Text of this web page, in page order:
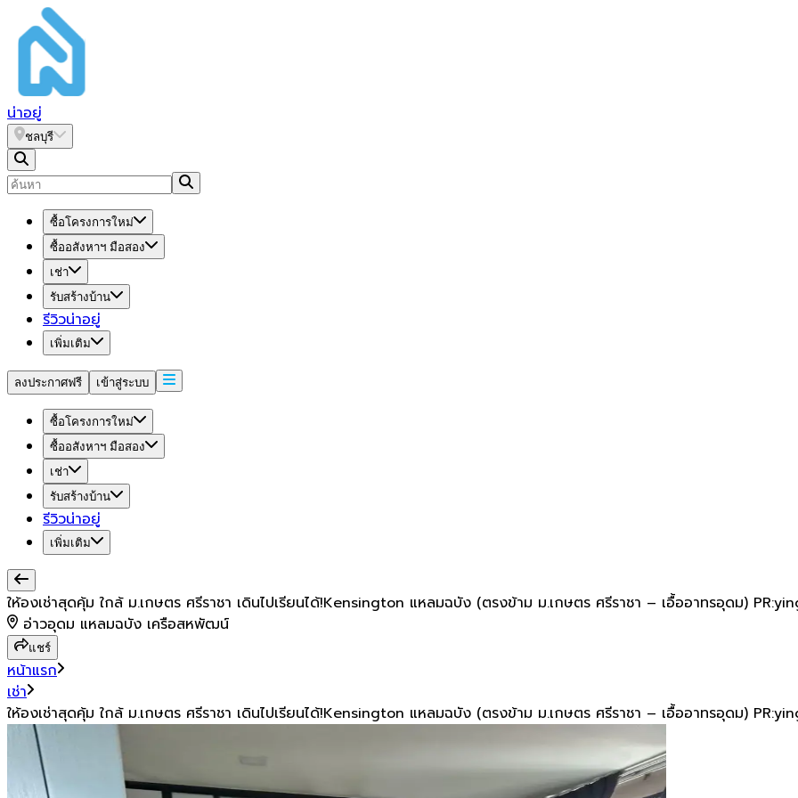
น่าอยู่
ชลบุรี
ซื้อโครงการใหม่
ซื้ออสังหาฯ มือสอง
เช่า
รับสร้างบ้าน
รีวิวน่าอยู่
เพิ่มเติม
ลงประกาศฟรี เข้าสู่ระบบ
ซื้อโครงการใหม่
ซื้ออสังหาฯ มือสอง
เช่า
รับสร้างบ้าน
รีวิวน่าอยู่
เพิ่มเติม
ให้องเช่าสุดคุ้ม ใกล้ ม.เกษตร ศรีราชา เดินไปเรียนได้!Kensington แหลมฉบัง (ตรงข้าม ม.เกษตร ศรีราชา – เอื้ออาทรอุดม)
อ่าวอุดม แหลมฉบัง เครือสหพัฒน์
แชร์
หน้าแรก
เช่า
ให้องเช่าสุดคุ้ม ใกล้ ม.เกษตร ศรีราชา เดินไปเรียนได้!Kensington แหลมฉบัง (ตรงข้าม ม.เกษตร ศรีราชา – เอื้ออาทรอุดม)